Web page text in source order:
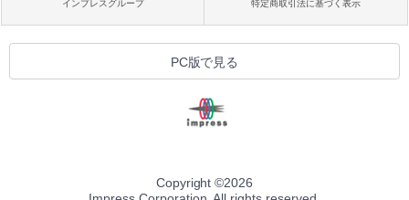
インプレスグループ 特定商取引法に基づく表示
PC版で見る
Copyright ©2026